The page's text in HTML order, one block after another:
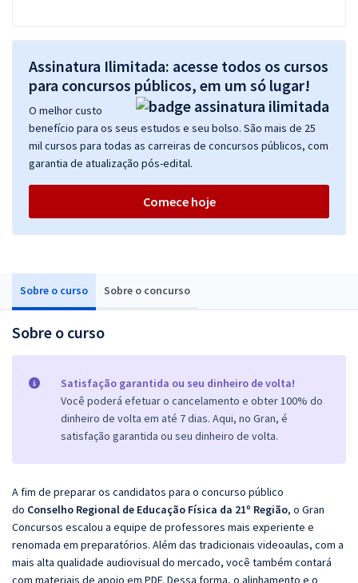
Sobre o curso Sobre o concurso
Sobre o curso
Satisfação garantida ou seu dinheiro de volta!
Você poderá efetuar o cancelamento e obter 100% do
dinheiro de volta em até 7 dias. Aqui, no Gran, é
satisfação garantida ou seu dinheiro de volta.
A fim de preparar os candidatos para o concurso público
do Conselho Regional de Educação Física da 21º Região, o Gran
Concursos escalou a equipe de professores mais experiente e
renomada em preparatórios. Além das tradicionais videoaulas, com a
mais alta qualidade audiovisual do mercado, você também contará
com materiais de apoio em PDF. Dessa forma, o alinhamento e o
Assinatura Ilimitada: acesse todos os cursos
para concursos públicos, em um só lugar!
O melhor custo
benefício para os seus estudos e seu bolso. São mais de 25
mil cursos para todas as carreiras de concursos públicos, com
garantia de atualização pós-edital.
Comece hoje